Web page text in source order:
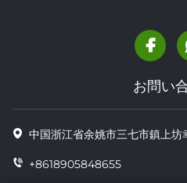
お問い
中国浙江省余姚市三七市鎮上坊
+8618905848655